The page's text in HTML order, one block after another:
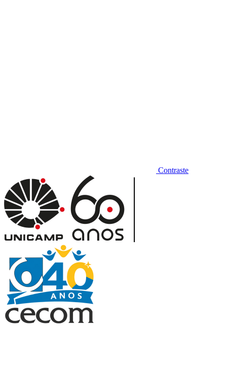
Contraste